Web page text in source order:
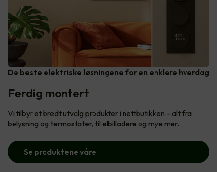
De beste elektriske løsningene for en enklere hverdag
Ferdig montert
Vi tilbyr et bredt utvalg produkter i nettbutikken – alt fra
belysning og termostater, til elbilladere og mye mer.
Se produktene våre